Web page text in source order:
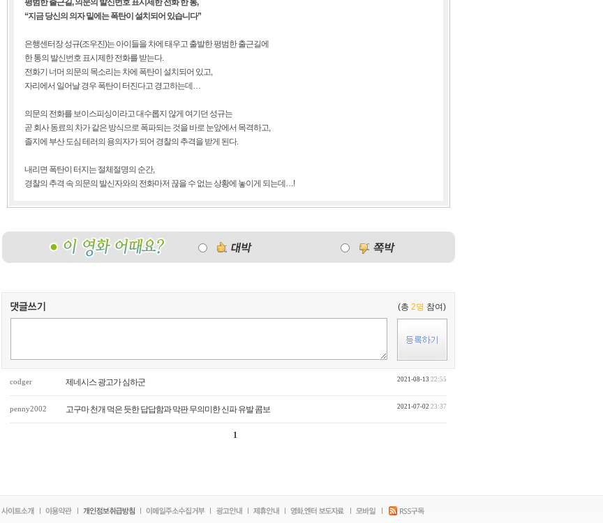
평범한 출근길, 의문의 발신번호 표시제한 전화 한 통,
“지금 당신의 의자 밑에는 폭탄이 설치되어 있습니다”
은행센터장 성규(조우진)는 아이들을 차에 태우고 출발한 평범한 출근길에
한 통의 발신번호 표시제한 전화를 받는다.
전화기 너머 의문의 목소리는 차에 폭탄이 설치되어 있고,
자리에서 일어날 경우 폭탄이 터진다고 경고하는데…
의문의 전화를 보이스피싱이라고 대수롭지 않게 여기던 성규는
곧 회사 동료의 차가 같은 방식으로 폭파되는 것을 바로 눈앞에서 목격하고,
졸지에 부산 도심 테러의 용의자가 되어 경찰의 추격을 받게 된다.
내리면 폭탄이 터지는 절체절명의 순간,
경찰의 추격 속 의문의 발신자와의 전화마저 끊을 수 없는 상황에 놓이게 되는데…!
(총 2명 참여)
codger 제네시스 광고가 심하군 2021-08-13 22:55
penny2002 고구마 천개 먹은 듯한 답답함과 막판 무의미한 신파 유발 콤보 2021-07-02 23:37
1